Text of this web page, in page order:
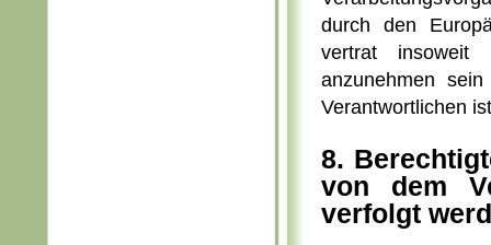
durch den
vertrat insoweit
anzunehmen
Verantwortlichen
8.
von dem
verfolgt